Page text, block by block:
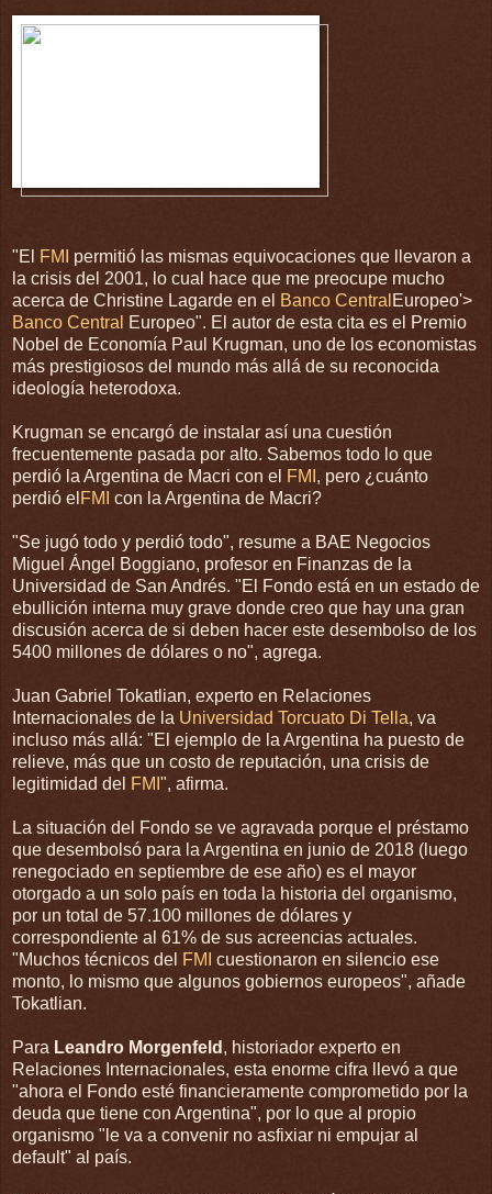
"El FMI
permitió las mismas equivocaciones que llevaron a
la crisis del 2001, lo cual hace que me preocupe mucho
acerca de Christine Lagarde en el Banco Central Europeo'>
Banco Central
Europeo". El autor de esta cita es el Premio
Nobel de Economía Paul Krugman, uno de los economistas
más prestigiosos del mundo más allá de su reconocida
ideología heterodoxa.
Krugman se encargó de instalar así una cuestión
frecuentemente pasada por alto. Sabemos todo lo que
perdió la Argentina de Macri con el FMI , pero ¿cuánto
perdió el FMI con la Argentina de Macri?
"Se jugó todo y perdió todo", resume a BAE Negocios
Miguel Ángel Boggiano, profesor en Finanzas de la
Universidad de San Andrés. "El Fondo está en un estado de
ebullición interna muy grave donde creo que hay una gran
discusión acerca de si deben hacer este desembolso de los
5400 millones de dólares o no", agrega.
Juan Gabriel Tokatlian, experto en Relaciones
Internacionales de la Universidad Torcuato Di Tella, va
incluso más allá: "El ejemplo de la Argentina ha puesto de
relieve, más que un costo de reputación, una crisis de
legitimidad del FMI ", afirma.
La situación del Fondo se ve agravada porque el préstamo
que desembolsó para la Argentina en junio de 2018 (luego
renegociado en septiembre de ese año) es el mayor
otorgado a un solo país en toda la historia del organismo,
por un total de 57.100 millones de dólares y
correspondiente al 61% de sus acreencias actuales.
"Muchos técnicos del FMI cuestionaron en silencio ese
monto, lo mismo que algunos gobiernos europeos", añade
Tokatlian.
Para Leandro Morgenfeld , historiador experto en
Relaciones Internacionales, esta enorme cifra llevó a que
"ahora el Fondo esté financieramente comprometido por la
deuda que tiene con Argentina", por lo que al propio
organismo "le va a convenir no asfixiar ni empujar al
default" al país.